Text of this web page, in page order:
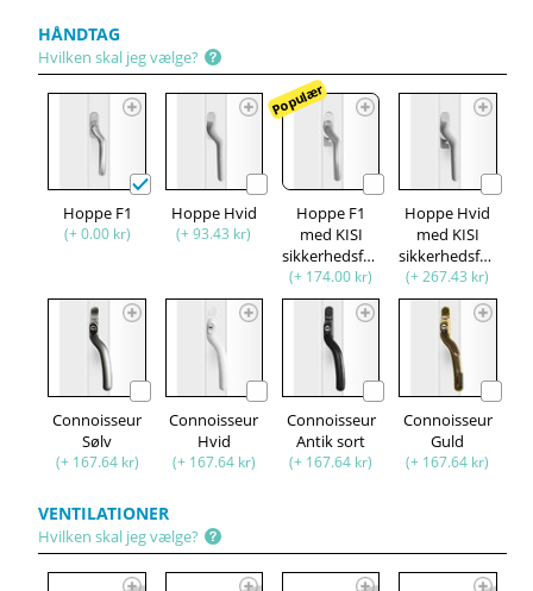
HÅNDTAG
Hvilken skal jeg vælge?
Hoppe F1
(+ 0.00 kr)
Hoppe Hvid
(+ 93.43 kr)
Populær
Hoppe F1
med KISI
sikkerhedsfunktion
(+ 174.00 kr)
Hoppe Hvid
med KISI
sikkerhedsfunktion
(+ 267.43 kr)
Connoisseur
Sølv
(+ 167.64 kr)
Connoisseur
Hvid
(+ 167.64 kr)
Connoisseur
Antik sort
(+ 167.64 kr)
Connoisseur
Guld
(+ 167.64 kr)
VENTILATIONER
Hvilken skal jeg vælge?